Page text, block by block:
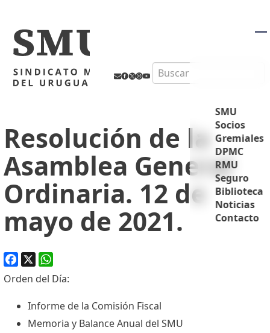
Search
SMU
Socios
Gremiales
DPMC
RMU
Seguro
Biblioteca
Noticias
Contacto
Resolución de la
Asamblea General
Ordinaria. 12 de
mayo de 2021.
Facebook
X WhatsApp
Orden del Día:
Informe de la Comisión Fiscal
Memoria y Balance Anual del SMU